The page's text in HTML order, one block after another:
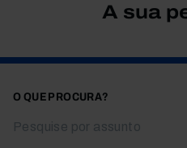
A sua
O QUE PROCURA?